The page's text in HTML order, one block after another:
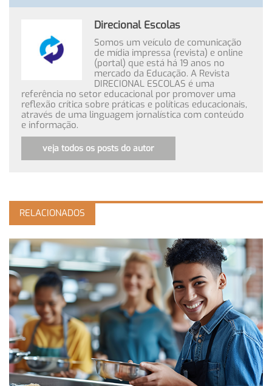
Direcional Escolas
Somos um veículo de comunicação
de mídia impressa (revista) e online
(portal) que está há 19 anos no
mercado da Educação. A Revista
DIRECIONAL ESCOLAS é uma
referência no setor educacional por promover uma
reflexão crítica sobre práticas e políticas educacionais,
através de uma linguagem jornalística com conteúdo
e informação.
veja todos os posts do autor
RELACIONADOS